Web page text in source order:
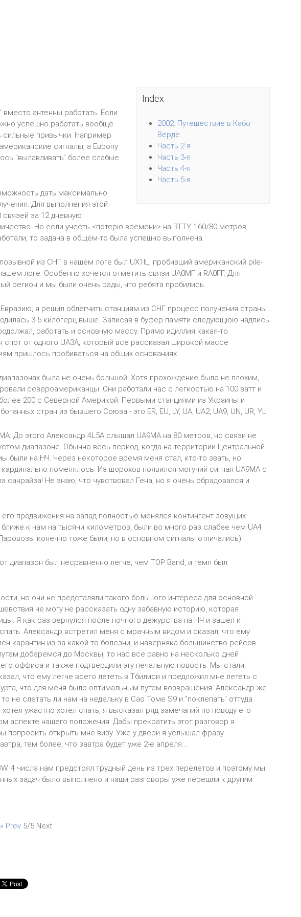
Index
2002. Путешествие в Кабо
Верде
Часть 2-я
Часть 3-я
Часть 4-я
Часть 5-я
антенны работать. Если
успешно работать вообще
сильные привычки. Например
сигналы, а Европу
"вылавливать" более слабые
дать максимально
Для выполнения этой
за 12 дневную
Но если учесть <потерю времени> на RTTY, 160/80 метров,
то задача в общем-то была успешно выполнена.
из СНГ в нашем логе был UX1IL, пробивший американский pile-
логе. Особенно хочется отметить связи UA0MF и RA0FF. Для
регион и мы были очень рады, что ребята пробились.
я решил облегчить станциям из СНГ процесс получения страны
3-5 килогерц выше. Записав в буфер памяти следующюю надпись
работать и основную массу. Прямо идиллия какая-то
от одного UA3A, который все рассказал широкой массе
пришлось пробиваться на общих основаниях.
была не очень большой. Хотя прохождение было не плохим,
североамериканцы. Они работали нас с легкостью на 100 ватт и
200 с Северной Америкой. Первыми станциями из Украины и
стран из бывшего Союза - это ER, EU, LY, UA, UA2, UA9, UN, UR, YL.
До этого Александр 4L5A cлышал UA9MA на 80 метров, но связи не
диапазоне. Обычно весь период, когда на территории Центральной
были на НЧ. Через некоторое время меня стал, кто-то звать, но
поменялось. Из шорохов появился могучий сигнал UA9MA с
санрайза! Не знаю, что чувствовал Гена, но я очень обрадовался и
продвижения на запад полностью менялся контингент зовущих
к нам на тысячи километров, были во много раз слабее чем UA4
конечно тоже были, но в основном сигналы отличались).
диапазон был несравненно легче, чем TOP Band, и темп был
но они не предсталяли такого большого интереса для основной
не могу не рассказать одну забавную историю, которая
Я как раз вернулся после ночного дежурства на НЧ и зашел к
Александр встретил меня с мрачным видом и сказал, что ему
карантин из-за какой-то болезни, и наверняка большинство рейсов
доберемся до Москвы, то нас все равно на несколько дней
оффиса и также подтвердили эту печальную новость. Мы стали
что ему легче всего лететь в Тбилиси и предложил мне лететь с
что для меня было оптимальным путем возвращения. Александр же
не слетать ли нам на недельку в Сао Томе S9 и "поклепать" оттуда.
ужастно хотел спать, я высказал ряд замечаний по поводу его
аспекте нашего положения. Дабы прекратить этот разговор я
попросить открыть мне визу. Уже у двери я услышал фразу
тем более, что завтра будет уже 2-е апреля....
4 числа нам предстоял трудный день из трех перелетов и поэтому мы
задач было выполнено и наши разговоры уже перешли к другим
« Prev 5/5 Next